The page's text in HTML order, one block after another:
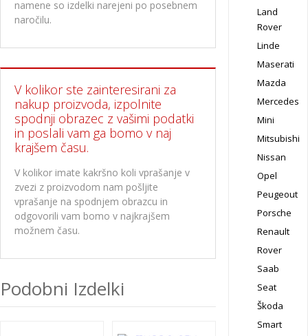
namene so izdelki narejeni po posebnem
naročilu.
V kolikor ste zainteresirani za
nakup proizvoda, izpolnite
spodnji obrazec z vašimi podatki
in poslali vam ga bomo v naj
krajšem času.
V kolikor imate kakršno koli vprašanje v
zvezi z proizvodom nam pošljite
vprašanje na spodnjem obrazcu in
odgovorili vam bomo v najkrajšem
možnem času.
Podobni Izdelki
Land
Rover
Linde
Maserati
Mazda
Mercedes
Mini
Mitsubishi
Nissan
Opel
Peugeout
Porsche
Renault
Rover
Saab
Seat
Škoda
Smart